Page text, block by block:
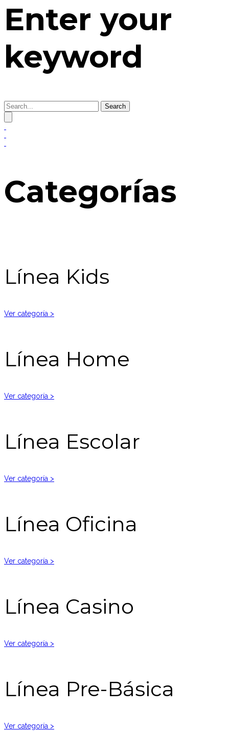
Enter your
keyword
Search
Categorías
Línea Kids
Ver categoría >
Línea Home
Ver categoría >
Línea Escolar
Ver categoría >
Línea Oficina
Ver categoría >
Línea Casino
Ver categoría >
Línea Pre-Básica
Ver categoría >